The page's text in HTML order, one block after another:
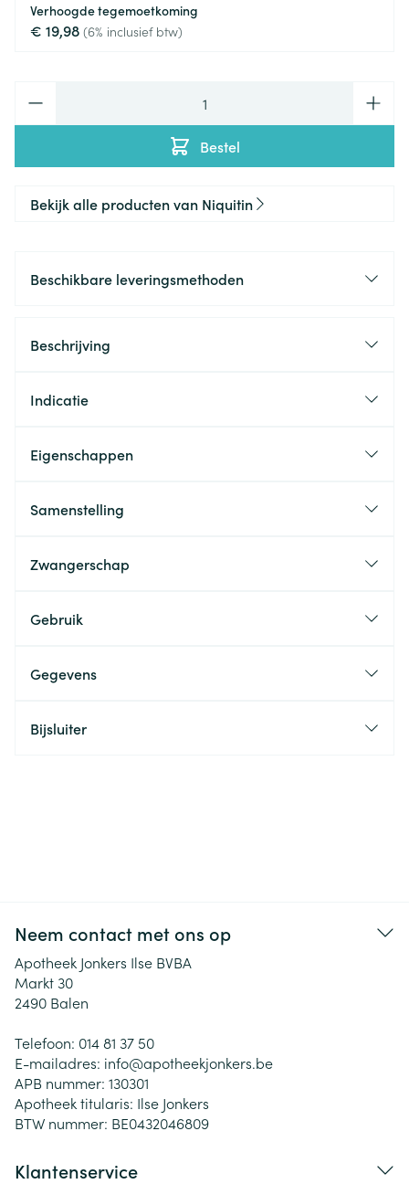
Verhoogde tegemoetkoming
€ 19,98 (6% inclusief btw)
Bestel
Bekijk alle producten van Niquitin
Beschikbare leveringsmethoden
Beschrijving
Indicatie
Eigenschappen
Samenstelling
Zwangerschap
Gebruik
Gegevens
Bijsluiter
Neem contact met ons op
Apotheek Jonkers Ilse BVBA
Markt 30
2490 Balen
Telefoon: 014 81 37 50
E-mailadres: info@apotheekjonkers.be
APB nummer: 130301
Apotheek titularis: Ilse Jonkers
BTW nummer: BE0432046809
Klantenservice